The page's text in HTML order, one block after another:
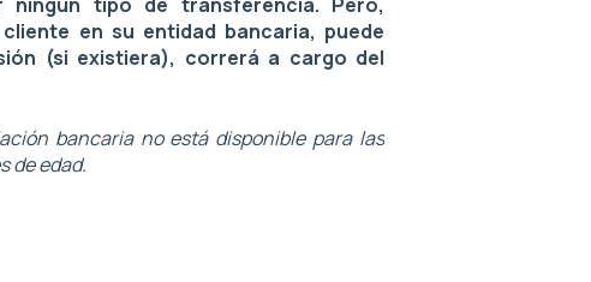
en su entidad bancaria, puede
(si existiera), correrá a cargo del
bancaria no está disponible para las
de edad.